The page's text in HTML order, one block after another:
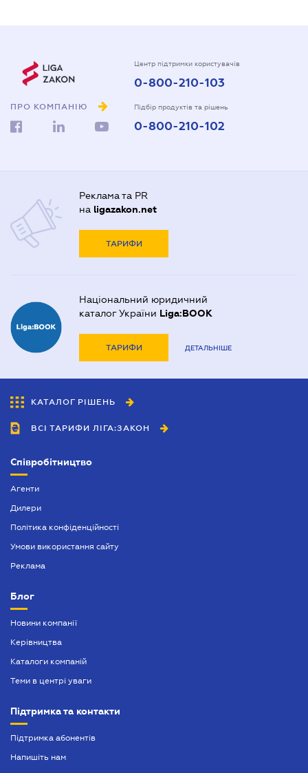
ПРО КОМПАНІЮ
Центр підтримки користувачів
0-800-210-103
Підбір продуктів та рішень
0-800-210-102
Реклама та PR
на ligazakon.net
ТАРИФИ
Національний юридичний
каталог України Liga:BOOK
ТАРИФИ ДЕТАЛЬНІШЕ
КАТАЛОГ РІШЕНЬ
ВСІ ТАРИФИ ЛІГА:ЗАКОН
Співробітництво
Агенти
Дилери
Політика конфіденційності
Умови використання сайту
Реклама
Блог
Новини компанії
Керівництва
Каталоги компаній
Теми в центрі уваги
Підтримка та контакти
Підтримка абонентів
Напишіть нам